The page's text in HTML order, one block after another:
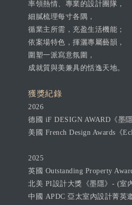
率領熱情、專業的設計團隊，
細膩梳理每寸各隅，
循業主所需，充盈生活機能；
依案場特色，揮灑專屬藝韻，
圍塑一派寫意氛圍，
成就質與美兼具的恬逸天地。
獲獎紀錄
2026
德國 iF DESIGN AWARD《墨
美國 French Design Awards《
2025
英國 Outstanding Property
北美 PI設計大獎《墨隱》- (室
中國 APDC 亞太室內設計菁英